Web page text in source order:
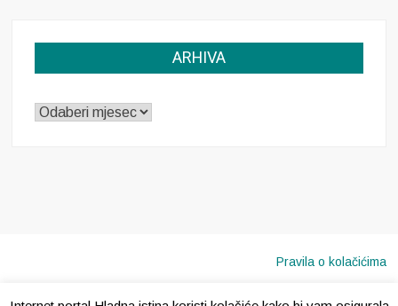
ARHIVA
ARHIVA
Pravila o kolačićima